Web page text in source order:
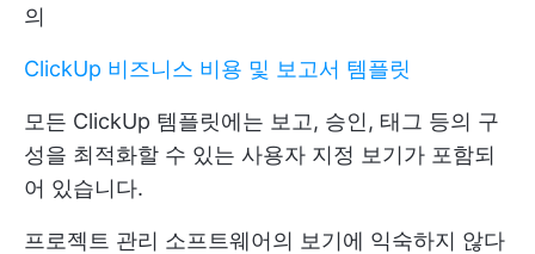
의
ClickUp 비즈니스 비용 및 보고서 템플릿
모든 ClickUp 템플릿에는 보고, 승인, 태그 등의 구
성을 최적화할 수 있는 사용자 지정 보기가 포함되
어 있습니다.
프로젝트 관리 소프트웨어의 보기에 익숙하지 않다